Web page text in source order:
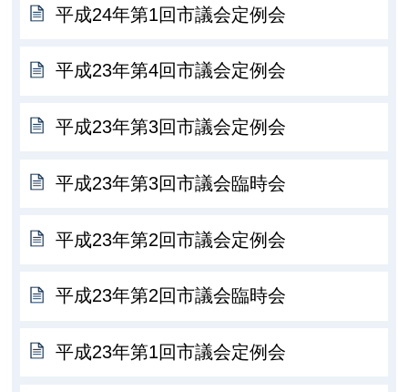
平成24年第1回市議会定例会
平成23年第4回市議会定例会
平成23年第3回市議会定例会
平成23年第3回市議会臨時会
平成23年第2回市議会定例会
平成23年第2回市議会臨時会
平成23年第1回市議会定例会